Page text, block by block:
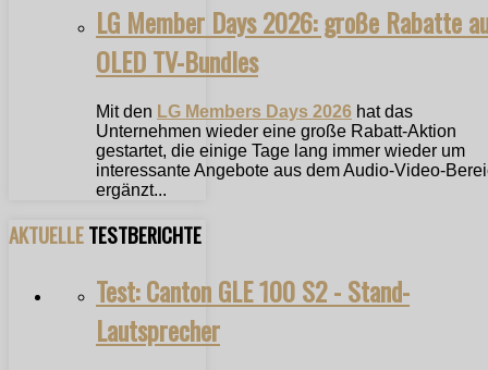
LG Member Days 2026: große Rabatte
OLED TV-Bundles
Mit den LG Members Days 2026 hat das
Unternehmen wieder eine große Rabatt-Aktion
gestartet, die einige Tage lang immer wieder um
interessante Angebote aus dem Audio-Video-
ergänzt...
AKTUELLETESTBERICHTE
Test: Canton GLE 100 S2 - Stand-
Lautsprecher